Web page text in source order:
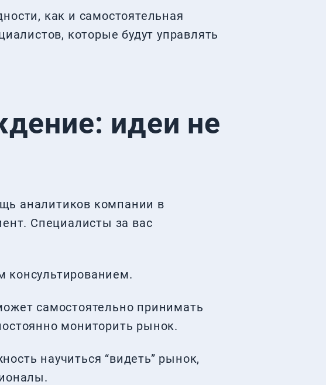
как и самостоятельная
которые будут управлять
идеи не
аналитиков компании в
Специалисты за вас
консультированием.
самостоятельно принимать
мониторить рынок.
научиться “видеть” рынок,